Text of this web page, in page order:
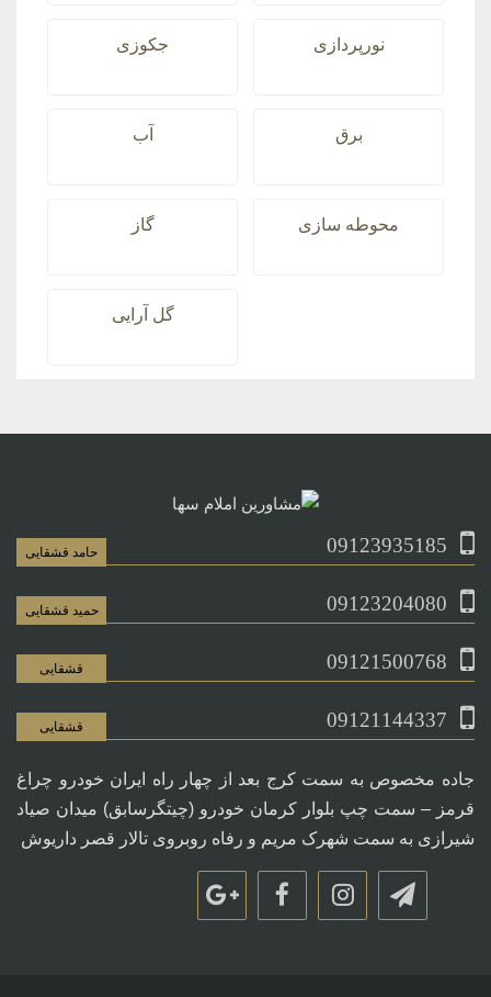
جکوزی نورپردازی
آب برق
گاز محوطه سازی
گل آرایی
09123935185 حامد قشقایی
09123204080 حمید قشقایی
09121500768 قشقایی
09121144337 قشقایی
جاده مخصوص به سمت کرج بعد از چهار راه ایران خودرو چراغ
قرمز – سمت چپ بلوار کرمان خودرو (چیتگرسابق) میدان صیاد
شیرازی به سمت شهرک مریم و رفاه روبروی تالار قصر داریوش